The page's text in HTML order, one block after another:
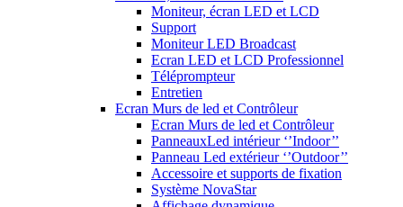
Moniteur, écran LED et LCD
Support
Moniteur LED Broadcast
Ecran LED et LCD Professionnel
Téléprompteur
Entretien
Ecran Murs de led et Contrôleur
Ecran Murs de led et Contrôleur
PanneauxLed intérieur ‘’Indoor’’
Panneau Led extérieur ‘’Outdoor’’
Accessoire et supports de fixation
Système NovaStar